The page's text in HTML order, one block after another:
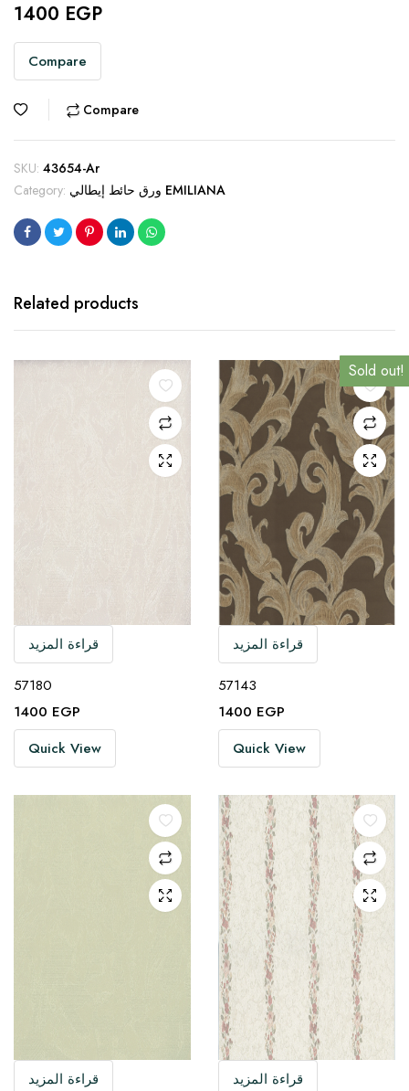
1400 EGP
Compare
Compare
SKU: 43654-Ar
Category:
ورق حائط إيطالي EMILIANA
Related products
قراءة المزيد
57180
1400 EGP
Sold out!
Quick View
قراءة المزيد
57143
1400 EGP
Sold out!
Quick View
قراءة المزيد
Sold out!
قراءة المزيد
Sold out!